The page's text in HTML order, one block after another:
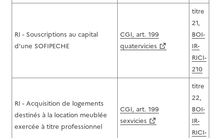
RI - Souscriptions au capital
d'une SOFIPECHE
CGI, art. 199
quatervicies
titre
21,
BOI-
IR-
RICI-
210
RI - Acquisition de logements
destinés à la location meublée
exercée à titre professionnel
CGI, art. 199
sexvicies
titre
22,
BOI-
IR-
RICI-